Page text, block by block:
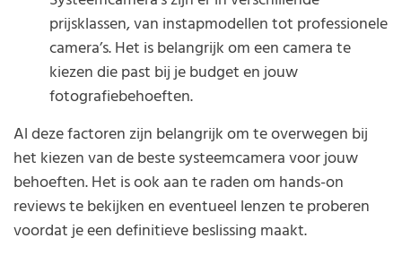
prijsklassen, van instapmodellen tot professionele
camera’s. Het is belangrijk om een camera te
kiezen die past bij je budget en jouw
fotografiebehoeften.
Al deze factoren zijn belangrijk om te overwegen bij
het kiezen van de beste systeemcamera voor jouw
behoeften. Het is ook aan te raden om hands-on
reviews te bekijken en eventueel lenzen te proberen
voordat je een definitieve beslissing maakt.